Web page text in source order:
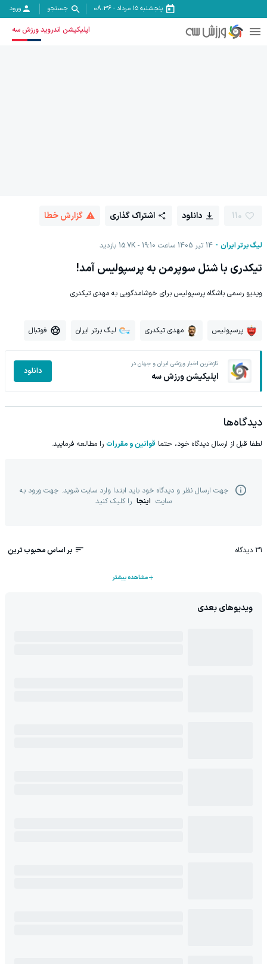
پنجشنبه ۱۵ مرداد -
08:36 جستجو ورود
اپلیکیشن اندروید ورزش سه
لیگ برتر ایران 14 تیر 1405 ساعت 19:10 15.7K بازدید
110 دانلود اشتراک گذاری گزارش خطا
تیکدری با شنل سوپرمن به پرسپولیس آمد!
ویدیو رسمی باشگاه پرسپولیس برای خوشامدگویی به مهدی تیکدری
پرسپولیس مهدی تیکدری لیگ برتر ایران فوتبال
تازه‌ترین اخبار ورزشی ایران و جهان در
اپلیکیشن ورزش سه دانلود
دیدگاه‌ها
لطفا قبل از ارسال دیدگاه خود، حتما قوانین و مقررات را مطالعه فرمایید.
جهت ارسال نظر و دیدگاه خود باید ابتدا وارد سایت شوید. جهت ورود به
سایت اینجا را کلیک کنید
31 دیدگاه بر اساس محبوب ترین
مشاهده بیشتر
ویدیوهای بعدی